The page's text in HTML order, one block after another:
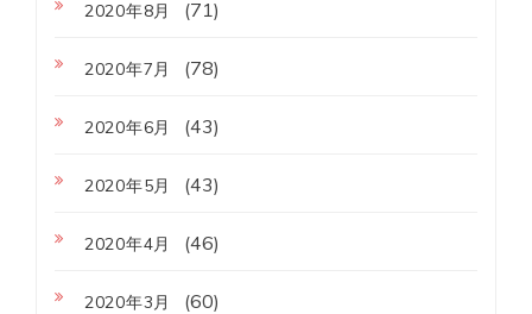
2020年8月 (71)
2020年7月 (78)
2020年6月 (43)
2020年5月 (43)
2020年4月 (46)
2020年3月 (60)